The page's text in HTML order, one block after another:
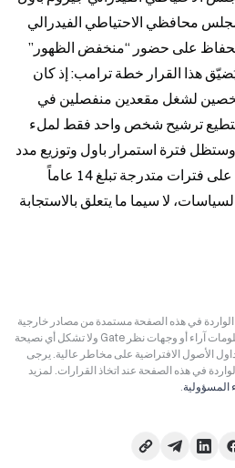
الواردة في هذه الصفحة مستمدة من مصادر خارجية
وهي للمرجعية فقط. لا تمثل هذه المعلومات آراء أو وجهات نظر Gate ولا تشكل أي نصيحة
الأصول الافتراضية على مخاطر عالية. يرجى
في هذه الصفحة عند اتخاذ القرارات. لمزيد
المسؤولية.